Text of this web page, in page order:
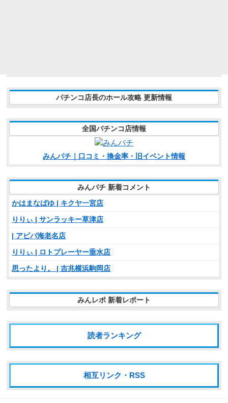
パチンコ店長のホール攻略 更新情報
全国パチンコ店情報
みんパチ｜口コミ・換金率・旧イベント情報
みんパチ 新着コメント
かはまなばゆ | キクヤ一宮店
りりぃ | サンラッキー草津店
| アビバ海老名店
りりぃ | ロトプレーヤー垂水店
思ったより。 | 吉兆横浜駒岡店
みんレポ 新着レポート
読者ランキング
相互リンク・RSS